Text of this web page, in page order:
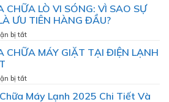
LẠNH
MÁY
TẮM
NÓNG
Giá
Sửa
Lạnh
Mới
Nhất
CHỮA LÒ VI SÓNG: VÌ SAO SỰ
ƯU TIÊN HÀNG ĐẦU?
bị tắtở
GIÁ
CHỮA
VI
CHỮA MÁY GIẶT TẠI ĐIỆN LẠNH
bị tắtở
GIÁ
Máy Lạnh 2025 Chi Tiết Và